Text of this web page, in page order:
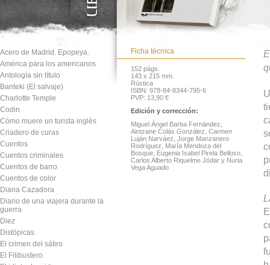
Acero de Madrid. Epopeya.
América para los americanos
Antología sin título
Banteki (El salvaje)
Charlotte Temple
Codin
Cómo muere un turista inglés
Criadero de curas
Cuentos
Cuentos criminales
Cuentos de barro
Cuentos de color
Diana Cazadora
Diario de una viajera durante la
guerra
Diez
Distópicas
El crimen del sátiro
El Filibustero
Ficha técnica
152 págs.
143 x 215 mm.
Rústica
ISBN: 978-84-8344-795-6
PVP: 13,90 €
Edición y corrección:
Miguel Ángel Barba Fernández,
Aintzane Colás González, Carmen
Luján Narváez, Jorge Manzanero
Rodríguez, María Mendoza del
Bosque, Eugenia Isabel Pirela Belloso,
Carlos Alberto Riquelme Jódar y Nuria
Vega Aguado